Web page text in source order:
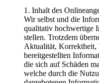
1. Inhalt des
Wir selbst und die
qualitativ hochwertige
stellen. Trotzdem
Aktualität, Korrektheit,
bereitgestellten
die sich auf Schäden
welche durch die